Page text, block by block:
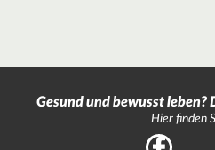
Gesund und bewusst leben?
Hier finden
Facebook